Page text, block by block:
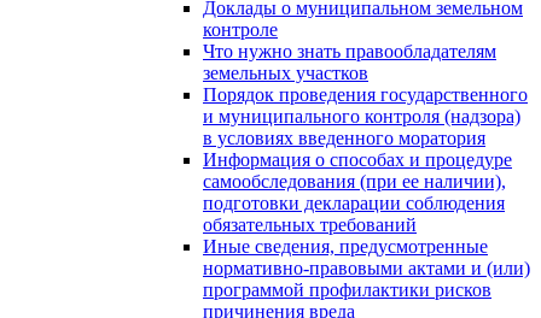
Доклады о муниципальном земельном
контроле
Что нужно знать правообладателям
земельных участков
Порядок проведения государственного
и муниципального контроля (надзора)
в условиях введенного моратория
Информация о способах и процедуре
самообследования (при ее наличии),
подготовки декларации соблюдения
обязательных требований
Иные сведения, предусмотренные
нормативно-правовыми актами и (или)
программой профилактики рисков
причинения вреда